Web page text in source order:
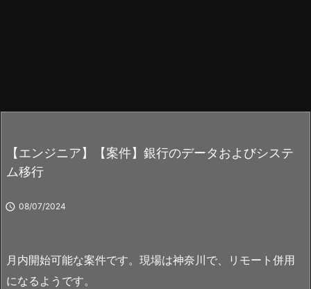
【エンジニア】【案件】銀行のデータおよびシステ
ム移行
 08/07/2024
月内開始可能な案件です。現場は神奈川で、リモート併用
になるようです。